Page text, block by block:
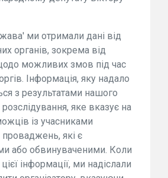
ми отримали дані від
органів, зокрема від
можливих змов під час
Інформація, яку надало
з результатами нашого
яке вказує на
із учасниками
які є
або обвинуваченими. Коли
інформації, ми надіслали